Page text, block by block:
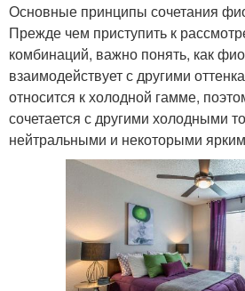
Основные принципы сочетания
Прежде чем приступить к
комбинаций, важно понять, как
взаимодействует с другими
относится к холодной гамме,
сочетается с другими холодными
нейтральными и некоторыми